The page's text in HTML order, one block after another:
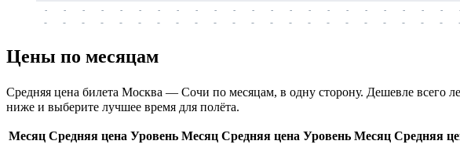
-
-
-
-
-
-
-
-
-
-
-
-
-
-
-
-
-
-
-
-
-
-
-
-
-
-
-
-
-
-
-
-
-
-
-
-
-
-
-
-
-
-
-
-
Цены по месяцам
Средняя цена билета Москва — Сочи по месяцам, в одну сторону. Дешевле всего
ниже и выберите лучшее время для полёта.
Месяц Средняя цена Уровень Месяц Средняя цена Уровень Месяц Средняя